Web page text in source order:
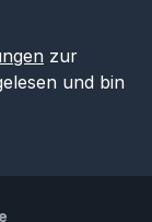
zur
und bin